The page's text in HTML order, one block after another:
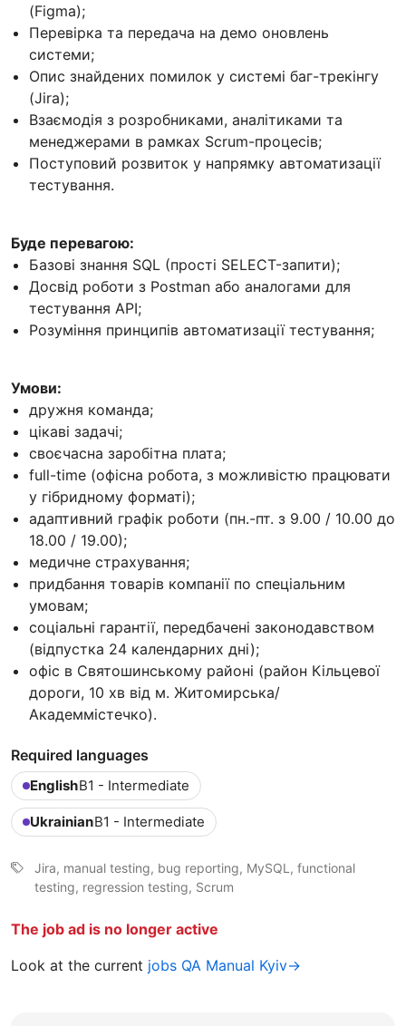
(Figma);
Перевірка та передача на демо оновлень
системи;
Опис знайдених помилок у системі баг-трекінгу
(Jira);
Взаємодія з розробниками, аналітиками та
менеджерами в рамках Scrum-процесів;
Поступовий розвиток у напрямку автоматизації
тестування.
Буде перевагою:
Базові знання SQL (простi SELECT-запити);
Досвід роботи з Postman або аналогами для
тестування API;
Розуміння принципів автоматизації тестування;
Умови:
дружня команда;
цікаві задачі;
своєчасна заробітна плата;
full-time (офісна робота, з можливістю працювати
у гібридному форматі);
адаптивний графік роботи (пн.-пт. з 9.00 / 10.00 до
18.00 / 19.00);
медичне страхування;
придбання товарів компанії по спеціальним
умовам;
соціальні гарантії, передбачені законодавством
(відпустка 24 календарних дні);
офіс в Святошинському районі (район Кільцевої
дороги, 10 хв від м. Житомирська/
Академмістечко).
Required languages
EnglishB1 - Intermediate
UkrainianB1 - Intermediate
Jira, manual testing, bug reporting, MySQL, functional
testing, regression testing, Scrum
The job ad is no longer active
Look at the current jobs QA Manual Kyiv→